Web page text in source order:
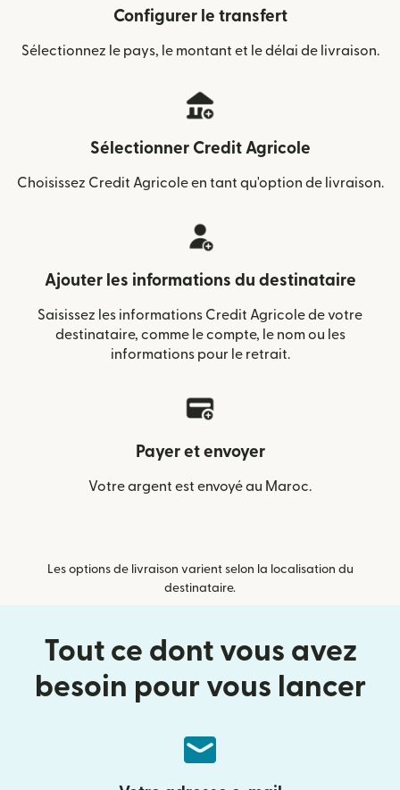
Configurer le transfert
Sélectionnez le pays, le montant et le délai de livraison.
Sélectionner Credit Agricole
Choisissez Credit Agricole en tant qu'option de livraison.
Ajouter les informations du destinataire
Saisissez les informations Credit Agricole de votre
destinataire, comme le compte, le nom ou les
informations pour le retrait.
Payer et envoyer
Votre argent est envoyé au Maroc.
Les options de livraison varient selon la localisation du
destinataire.
Tout ce dont vous avez
besoin pour vous lancer